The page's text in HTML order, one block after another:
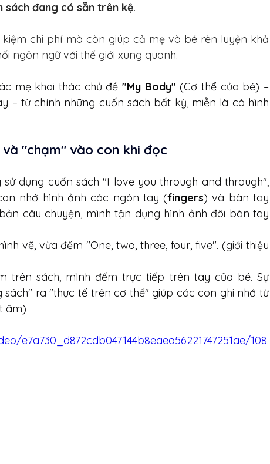
sách đang có sẵn trên kệ.
chi phí mà còn giúp cả mẹ và bé rèn luyện khả
ngôn ngữ với thế giới xung quanh.
mẹ khai thác chủ đề "My Body" (Cơ thể của bé) –
– từ chính những cuốn sách bất kỳ, miễn là có hình
"chạm" vào con khi đọc
dụng cuốn sách "I love you through and through",
nhớ hình ảnh các ngón tay (fingers) và bàn tay
câu chuyện, mình tận dụng hình ảnh đôi bàn tay
vẽ, vừa đếm "One, two, three, four, five". (giới thiệu
trên sách, mình đếm trực tiếp trên tay của bé. Sự
sách" ra "thực tế trên cơ thể" giúp các con ghi nhớ từ
âm)
e7a730_d872cdb047144b8eaea56221747251ae/108